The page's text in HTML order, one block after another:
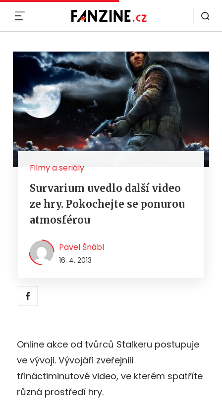
Filmy a seriály
Survarium uvedlo další video
ze hry. Pokochejte se ponurou
atmosférou
Pavel Šnábl
16. 4. 2013
Online akce od tvůrců Stalkeru postupuje
ve vývoji. Vývojáři zveřejnili
třináctiminutové video, ve kterém spatříte
různá prostředí hry.